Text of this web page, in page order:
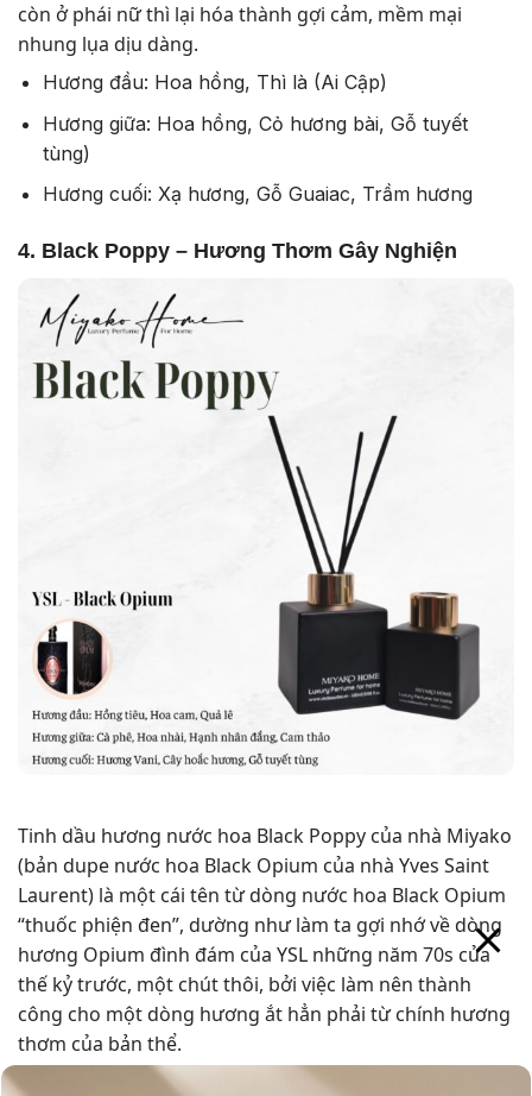
còn ở phái nữ thì lại hóa thành gợi cảm, mềm mại
nhung lụa dịu dàng.
Hương đầu: Hoa hồng, Thì là (Ai Cập)
Hương giữa: Hoa hồng, Cỏ hương bài, Gỗ tuyết
tùng)
Hương cuối: Xạ hương, Gỗ Guaiac, Trầm hương
4. Black Poppy – Hương Thơm Gây Nghiện
Tinh dầu hương nước hoa Black Poppy của nhà Miyako
(bản dupe nước hoa Black Opium của nhà Yves Saint
Laurent) là một cái tên từ dòng nước hoa Black Opium
“thuốc phiện đen”, dường như làm ta gợi nhớ về dòng
hương Opium đình đám của YSL những năm 70s của
thế kỷ trước, một chút thôi, bởi việc làm nên thành
công cho một dòng hương ắt hẳn phải từ chính hương
thơm của bản thể.
Black Poppy chắc chắn sẽ là một mùi hương tuyệt đẹp